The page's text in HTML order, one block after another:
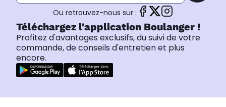
Ou retrouvez-nous sur :
Téléchargez l'application Boulanger !
Profitez d'avantages exclusifs, du suivi de votre
commande, de conseils d'entretien et plus
encore.